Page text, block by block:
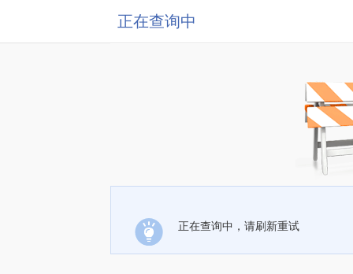
正在查询中
正在查询中，请刷新重试